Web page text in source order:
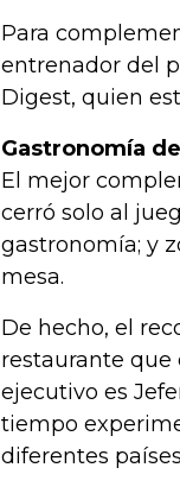
Para
entrenador del
Digest, quien
Gastronomía
El mejor
cerró solo al
gastronomía; y
mesa.
De hecho, el
restaurante que
ejecutivo es
tiempo
diferentes